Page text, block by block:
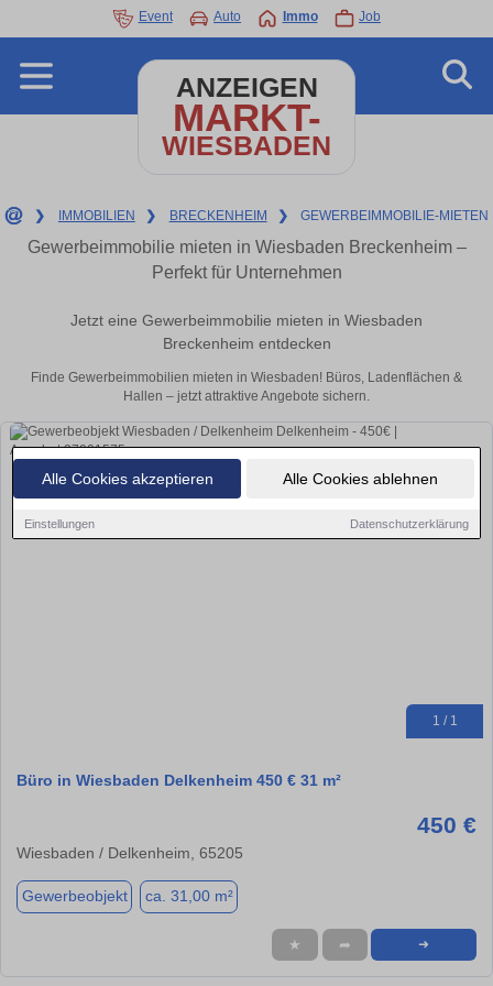
Alle Cookies akzeptieren Alle Cookies ablehnen
Einstellungen Datenschutzerklärung
Event Auto Immo Job
ANZEIGEN
MARKT-
WIESBADEN
❯ IMMOBILIEN ❯ BRECKENHEIM ❯ GEWERBEIMMOBILIE-MIETEN
Gewerbeimmobilie mieten in Wiesbaden Breckenheim –
Perfekt für Unternehmen
Jetzt eine Gewerbeimmobilie mieten in Wiesbaden
Breckenheim entdecken
Finde Gewerbeimmobilien mieten in Wiesbaden! Büros, Ladenflächen &
Hallen – jetzt attraktive Angebote sichern.
1 / 1
Büro in Wiesbaden Delkenheim 450 € 31 m²
450 €
Wiesbaden / Delkenheim, 65205
Gewerbeobjekt ca. 31,00 m²
★ ➦ ➜